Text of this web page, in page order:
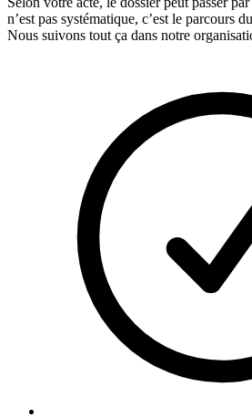
n’est pas systématique, c’est le parcours
Nous suivons tout ça dans notre